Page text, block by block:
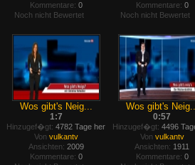
Kommentare: 0
Noch nicht Bewertet
Kommentare: 0
Noch nicht Bewertet
Wos gibt's Neig...
1:7
Hinzugef�gt: 4782 Tage her
Von vulkantv
Ansichten: 2009
Kommentare: 0
Wos gibt's
0:57
Hinzugef�gt: 4496
Von vulkantv
Ansichten: 1911
Kommentare: 0